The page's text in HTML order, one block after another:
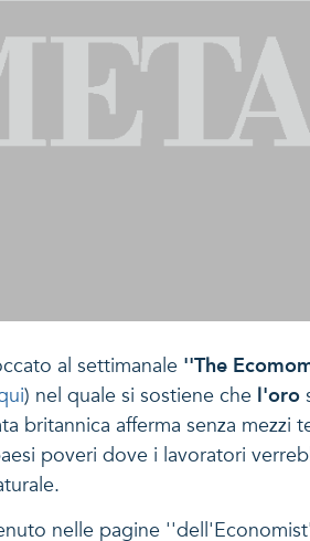
al settimanale ''The
) nel quale si sostiene che l'oro
britannica afferma senza
poveri dove i lavoratori
nelle pagine